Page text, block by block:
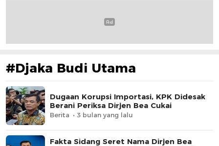
#Djaka Budi Utama
Dugaan Korupsi Importasi, KPK Didesak
Berani Periksa Dirjen Bea Cukai
Berita 3 bulan yang lalu
Fakta Sidang Seret Nama Dirjen Bea